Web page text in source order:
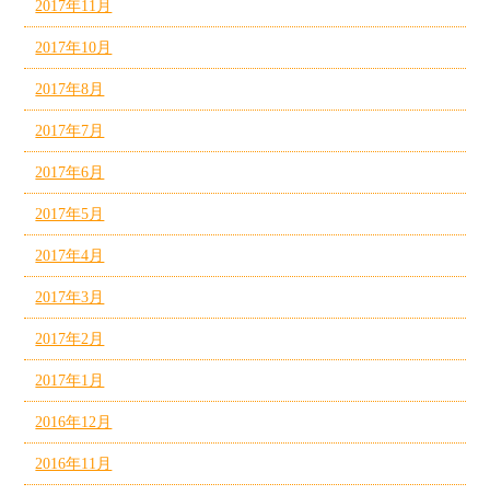
2017年11月
2017年10月
2017年8月
2017年7月
2017年6月
2017年5月
2017年4月
2017年3月
2017年2月
2017年1月
2016年12月
2016年11月